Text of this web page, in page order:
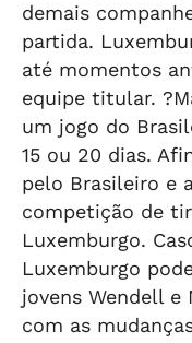
demais
partida.
até momentos
equipe titular.
um jogo do
15 ou 20 dias.
pelo Brasileiro e
competição de
Luxemburgo.
Luxemburgo
jovens Wendell e
com as